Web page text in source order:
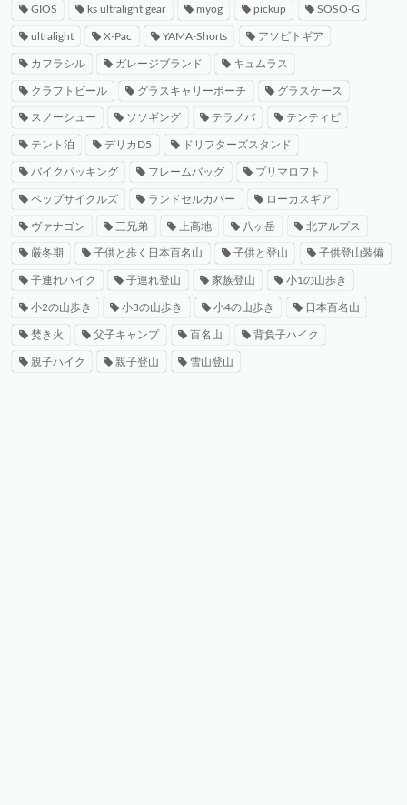
GIOS ks ultralight gear myog pickup SOSO-G
ultralight X-Pac YAMA-Shorts アソビトギア
カフラシル ガレージブランド キュムラス
クラフトビール グラスキャリーポーチ グラスケース
スノーシュー ソソギング テラノバ テンティピ
テント泊 デリカD5 ドリフターズスタンド
バイクパッキング フレームバッグ プリマロフト
ペップサイクルズ ランドセルカバー ローカスギア
ヴァナゴン 三兄弟 上高地 八ヶ岳 北アルプス
厳冬期 子供と歩く日本百名山 子供と登山 子供登山装備
子連れハイク 子連れ登山 家族登山 小1の山歩き
小2の山歩き 小3の山歩き 小4の山歩き 日本百名山
焚き火 父子キャンプ 百名山 背負子ハイク
親子ハイク 親子登山 雪山登山